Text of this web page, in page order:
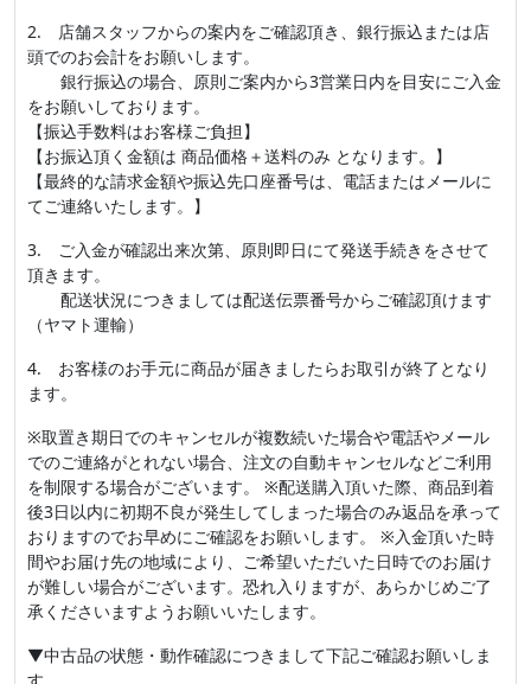
2. 店舗スタッフからの案内をご確認頂き、銀行振込または店
頭でのお会計をお願いします。
銀行振込の場合、原則ご案内から3営業日内を目安にご入金
をお願いしております。
【振込手数料はお客様ご負担】
【お振込頂く金額は 商品価格＋送料のみ となります。】
【最終的な請求金額や振込先口座番号は、電話またはメールに
てご連絡いたします。】
3. ご入金が確認出来次第、原則即日にて発送手続きをさせて
頂きます。
配送状況につきましては配送伝票番号からご確認頂けます
（ヤマト運輸）
4. お客様のお手元に商品が届きましたらお取引が終了となり
ます。
※取置き期日でのキャンセルが複数続いた場合や電話やメール
でのご連絡がとれない場合、注文の自動キャンセルなどご利用
を制限する場合がございます。 ※配送購入頂いた際、商品到着
後3日以内に初期不良が発生してしまった場合のみ返品を承って
おりますのでお早めにご確認をお願いします。 ※入金頂いた時
間やお届け先の地域により、ご希望いただいた日時でのお届け
が難しい場合がございます。恐れ入りますが、あらかじめご了
承くださいますようお願いいたします。
▼中古品の状態・動作確認につきまして下記ご確認お願いしま